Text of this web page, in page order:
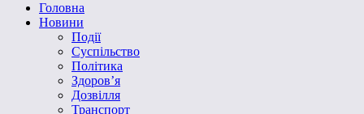
Головна
Новини
Події
Суспільство
Політика
Здоров’я
Дозвілля
Транспорт